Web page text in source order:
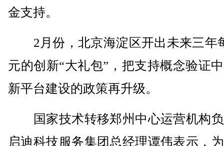
金支持。
2月份，北京海淀区开出未来三年
元的创新“大礼包”，把支持概念验证
新平台建设的政策再升级。
国家技术转移郑州中心运营机构
启迪科技服务集团总经理谭伟表示，